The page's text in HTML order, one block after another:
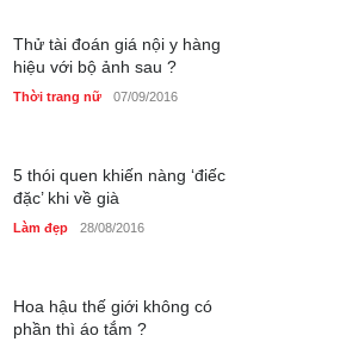
sáng tạo mới của giới trẻ
Thời trang nữ 21/10/2025
Thử tài đoán giá nội y hàng
hiệu với bộ ảnh sau ?
Thời trang nữ 07/09/2016
5 thói quen khiến nàng ‘điếc
đặc’ khi về già
Làm đẹp 28/08/2016
Hoa hậu thế giới không có
phần thì áo tắm ?